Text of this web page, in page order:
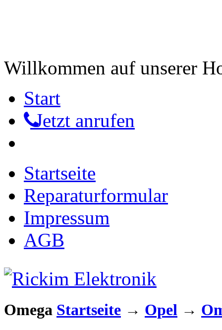
Willkommen auf unserer
Start
Jetzt anrufen
Startseite
Reparaturformular
Impressum
AGB
Omega Startseite → Opel →